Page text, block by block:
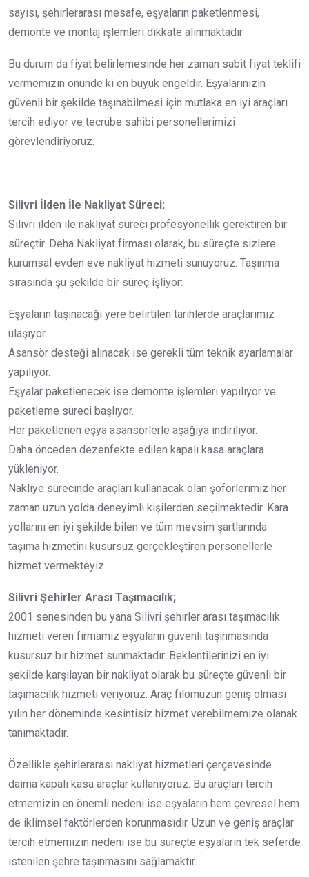
sayısı, şehirlerarası mesafe, eşyaların paketlenmesi,
demonte ve montaj işlemleri dikkate alınmaktadır.
Bu durum da fiyat belirlemesinde her zaman sabit fiyat teklifi
vermemizin önünde ki en büyük engeldir. Eşyalarınızın
güvenli bir şekilde taşınabilmesi için mutlaka en iyi araçları
tercih ediyor ve tecrübe sahibi personellerimizi
görevlendiriyoruz.
Silivri İlden İle Nakliyat Süreci;
Silivri ilden ile nakliyat süreci profesyonellik gerektiren bir
süreçtir. Deha Nakliyat firması olarak, bu süreçte sizlere
kurumsal evden eve nakliyat hizmeti sunuyoruz. Taşınma
sırasında şu şekilde bir süreç işliyor:
Eşyaların taşınacağı yere belirtilen tarihlerde araçlarımız
ulaşıyor.
Asansör desteği alınacak ise gerekli tüm teknik ayarlamalar
yapılıyor.
Eşyalar paketlenecek ise demonte işlemleri yapılıyor ve
paketleme süreci başlıyor.
Her paketlenen eşya asansörlerle aşağıya indiriliyor.
Daha önceden dezenfekte edilen kapalı kasa araçlara
yükleniyor.
Nakliye sürecinde araçları kullanacak olan şoförlerimiz her
zaman uzun yolda deneyimli kişilerden seçilmektedir. Kara
yollarını en iyi şekilde bilen ve tüm mevsim şartlarında
taşıma hizmetini kusursuz gerçekleştiren personellerle
hizmet vermekteyiz.
Silivri Şehirler Arası Taşımacılık;
2001 senesinden bu yana Silivri şehirler arası taşımacılık
hizmeti veren firmamız eşyaların güvenli taşınmasında
kusursuz bir hizmet sunmaktadır. Beklentilerinizi en iyi
şekilde karşılayan bir nakliyat olarak bu süreçte güvenli bir
taşımacılık hizmeti veriyoruz. Araç filomuzun geniş olması
yılın her döneminde kesintisiz hizmet verebilmemize olanak
tanımaktadır.
Özellikle şehirlerarası nakliyat hizmetleri çerçevesinde
daima kapalı kasa araçlar kullanıyoruz. Bu araçları tercih
etmemizin en önemli nedeni ise eşyaların hem çevresel hem
de iklimsel faktörlerden korunmasıdır. Uzun ve geniş araçlar
tercih etmemizin nedeni ise bu süreçte eşyaların tek seferde
istenilen şehre taşınmasını sağlamaktır.